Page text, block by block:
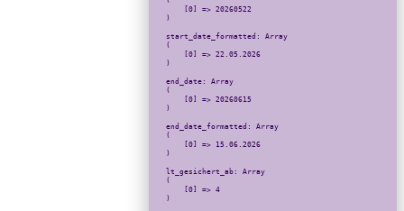
    [0] => 20260522
)
start_date_formatted: Array
(
    [0] => 22.05.2026
)
end_date: Array
(
    [0] => 20260615
)
end_date_formatted: Array
(
    [0] => 15.06.2026
)
lt_gesichert_ab: Array
(
    [0] => 4
)